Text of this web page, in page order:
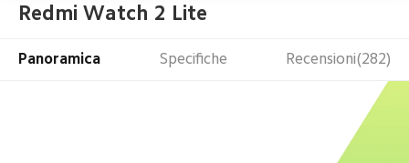
Redmi Watch 2 Lite
Panoramica Specifiche Recensioni(282)